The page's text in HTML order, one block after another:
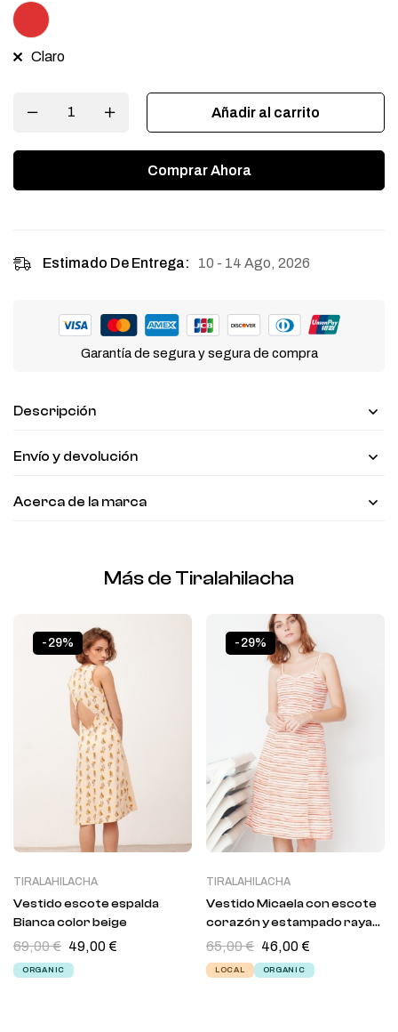
Claro
Añadir al carrito
Comprar Ahora
Estimado De Entrega: 10 - 14 Ago, 2026
Garantía de segura y segura de compra
Descripción
Envío y devolución
Acerca de la marca
Más de Tiralahilacha
-29%
TIRALAHILACHA
Vestido escote espalda
Bianca color beige
69,00€ 49,00€
ORGANIC
-29%
TIRALAHILACHA
Vestido Micaela con escote
corazón y estampado rayas
marineras
65,00€ 46,00€
LOCAL ORGANIC